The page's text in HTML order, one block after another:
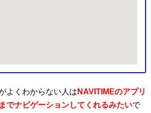
よくわからない人は NAVITIMEのアプリ
でナビゲーションしてくれるみたいで